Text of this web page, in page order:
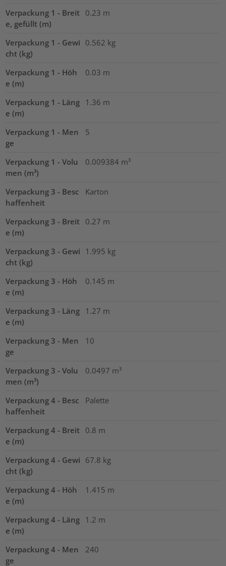
Verpackung 1 - Breit
e, gefüllt (m)
0.23 m
Verpackung 1 - Gewi
cht (kg)
0.562 kg
Verpackung 1 - Höh
e (m)
0.03 m
Verpackung 1 - Läng
e (m)
1.36 m
Verpackung 1 - Men
ge
5
Verpackung 1 - Volu
men (m³)
0.009384 m³
Verpackung 3 - Besc
haffenheit
Karton
Verpackung 3 - Breit
e (m)
0.27 m
Verpackung 3 - Gewi
cht (kg)
1.995 kg
Verpackung 3 - Höh
e (m)
0.145 m
Verpackung 3 - Läng
e (m)
1.27 m
Verpackung 3 - Men
ge
10
Verpackung 3 - Volu
men (m³)
0.0497 m³
Verpackung 4 - Besc
haffenheit
Palette
Verpackung 4 - Breit
e (m)
0.8 m
Verpackung 4 - Gewi
cht (kg)
67.8 kg
Verpackung 4 - Höh
e (m)
1.415 m
Verpackung 4 - Läng
e (m)
1.2 m
Verpackung 4 - Men
ge
240